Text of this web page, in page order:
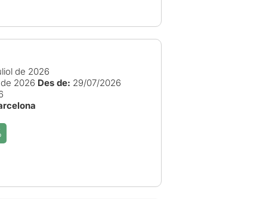
de 2026
2026 Des de: 29/07/2026